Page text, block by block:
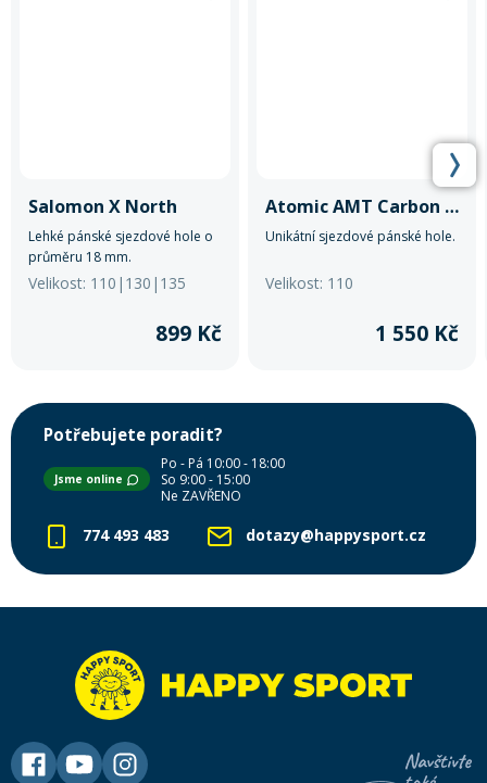
Salomon X North
Lehké pánské sjezdové hole o
průměru 18 mm.
Velikost: 110|130|135
899 Kč
Atomic AMT Carbon SQS
Unikátní sjezdové pánské hole.
Velikost: 110
1 550 Kč
Potřebujete poradit?
Jsme online
Po - Pá 10:00 - 18:00
So 9:00 - 15:00
Ne ZAVŘENO
774 493 483 dotazy@happysport.cz